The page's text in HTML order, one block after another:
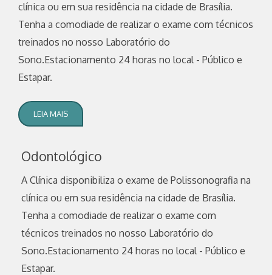
clínica ou em sua residência na cidade de Brasília.
Tenha a comodiade de realizar o exame com técnicos
treinados no nosso Laboratório do
Sono.Estacionamento 24 horas no local - Público e
Estapar.
LEIA MAIS
Odontológico
A Clínica disponibiliza o exame de Polissonografia na
clínica ou em sua residência na cidade de Brasília.
Tenha a comodiade de realizar o exame com
técnicos treinados no nosso Laboratório do
Sono.Estacionamento 24 horas no local - Público e
Estapar.